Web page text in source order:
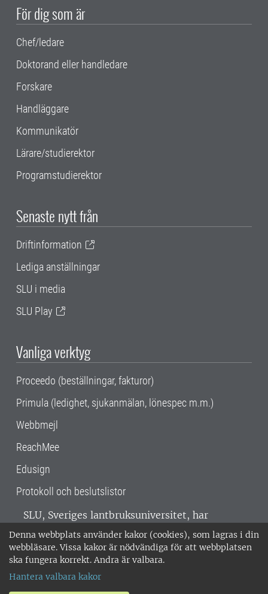
Denna webbplats använder kakor (cookies), som lagras i din
webbläsare. Vissa kakor är nödvändiga för att webbplatsen
ska fungera korrekt. Andra är valbara.
Hantera valbara kakor
För dig som är
Chef/ledare
Doktorand eller handledare
Forskare
Handläggare
Kommunikatör
Lärare/studierektor
Programstudierektor
Senaste nytt från
Driftinformation
Lediga anställningar
SLU i media
SLU Play
Vanliga verktyg
Proceedo (beställningar, fakturor)
Primula (ledighet, sjukanmälan, lönespec m.m.)
Webbmejl
ReachMee
Edusign
Protokoll och beslutslistor
SLU, Sveriges lantbruksuniversitet, har
verksamhet över hela Sverige. Huvudorter är
Alnarp, Uppsala och Umeå.SLU är
miljöcertifierat enligt ISO 14001. •
018-67 10 00 • Org nr: 202100-2817 •